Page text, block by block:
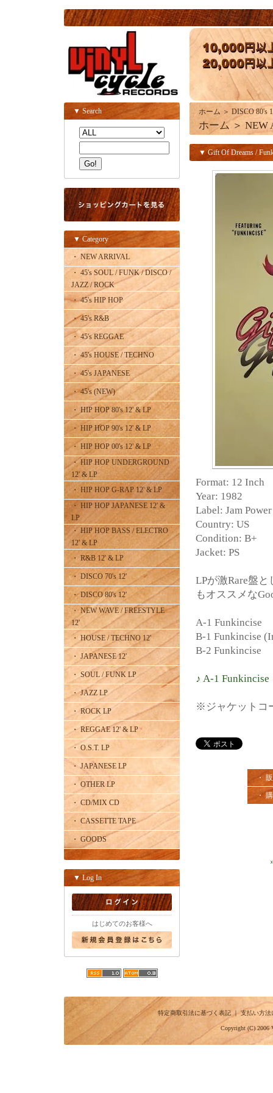
▼ Search
▼ Category
・ NEW ARRIVAL
・ 45's SOUL / FUNK / DISCO /
JAZZ / ROCK
・ 45's HIP HOP
・ 45's R&B
・ 45's REGGAE
・ 45's HOUSE / TECHNO
・ 45's JAPANESE
・ 45's (NEW)
・ HIP HOP 80's 12' & LP
・ HIP HOP 90's 12' & LP
・ HIP HOP 00's 12' & LP
・ HIP HOP UNDERGROUND
12' & LP
・ HIP HOP G-RAP 12' & LP
・ HIP HOP JAPANESE 12' &
LP
・ HIP HOP BASS / ELECTRO
12' & LP
・ R&B 12' & LP
・ DISCO 70's 12'
・ DISCO 80's 12'
・ NEW WAVE / FREESTYLE
12'
・ HOUSE / TECHNO 12'
・ JAPANESE 12'
・ SOUL / FUNK LP
・ JAZZ LP
・ ROCK LP
・ REGGAE 12' & LP
・ O.S.T. LP
・ JAPANESE LP
・ OTHER LP
・ CD/MIX CD
・ CASSETTE TAPE
・ GOODS
▼ Log In
はじめてのお客様へ
ホーム ＞ DISCO 80's
ホーム ＞ NEW
▼ Gift Of Dreams /
Format: 12 Inch
Year: 1982
Label: Jam Power
Country: US
Condition: B+
Jacket: PS
LPが激Rare盤
もオススメな
A-1 Funkincise
B-1 Funkincise
B-2 Funkincise
♪ A-1 Funkincise
※ジャケットコ
・
・
特定商取引法に基づく表記｜支払い方法
Copyright (C) 2006